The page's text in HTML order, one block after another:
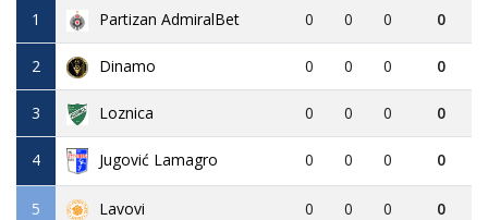
1 Partizan AdmiralBet 0 0 0 0
2 Dinamo 0 0 0 0
3 Loznica 0 0 0 0
4 Jugović Lamagro 0 0 0 0
5 Lavovi 0 0 0 0